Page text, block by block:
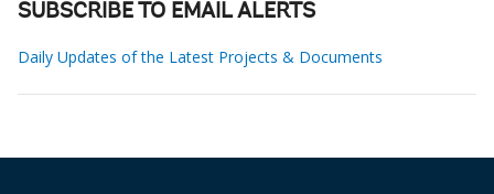
SUBSCRIBE TO EMAIL ALERTS
Daily Updates of the Latest Projects & Documents